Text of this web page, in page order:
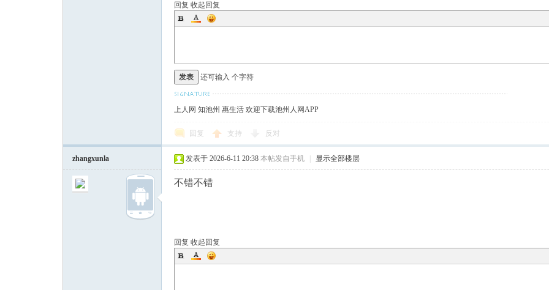
回复 收起回复
发表 还可输入 个字符
上人网 知池州 惠生活 欢迎下载池州人网APP
回复 支持 反对
zhangxunla 发表于 2026-6-11 20:38 本帖发自手机 显示全部楼层
不错不错
回复 收起回复